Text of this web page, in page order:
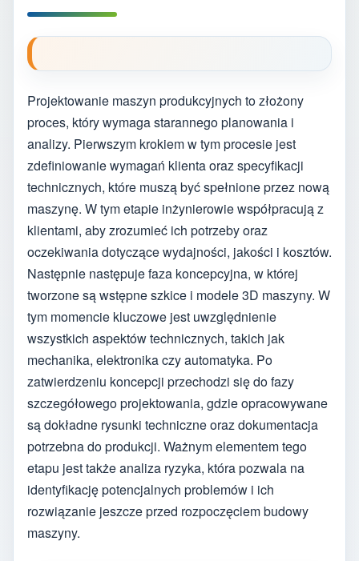
Projektowanie maszyn produkcyjnych to złożony
proces, który wymaga starannego planowania i
analizy. Pierwszym krokiem w tym procesie jest
zdefiniowanie wymagań klienta oraz specyfikacji
technicznych, które muszą być spełnione przez nową
maszynę. W tym etapie inżynierowie współpracują z
klientami, aby zrozumieć ich potrzeby oraz
oczekiwania dotyczące wydajności, jakości i kosztów.
Następnie następuje faza koncepcyjna, w której
tworzone są wstępne szkice i modele 3D maszyny. W
tym momencie kluczowe jest uwzględnienie
wszystkich aspektów technicznych, takich jak
mechanika, elektronika czy automatyka. Po
zatwierdzeniu koncepcji przechodzi się do fazy
szczegółowego projektowania, gdzie opracowywane
są dokładne rysunki techniczne oraz dokumentacja
potrzebna do produkcji. Ważnym elementem tego
etapu jest także analiza ryzyka, która pozwala na
identyfikację potencjalnych problemów i ich
rozwiązanie jeszcze przed rozpoczęciem budowy
maszyny.